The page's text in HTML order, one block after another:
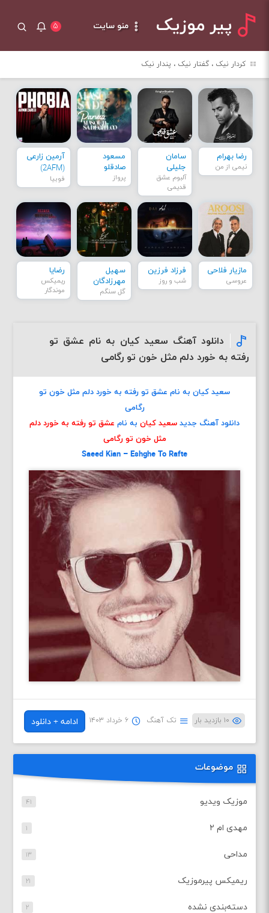
پیر موزیک منو سایت ۵
کردار نیک ، گفتار نیک ، پندار نیک
رضا بهرام
نیمی از من
سامان
جلیلی
آلبوم عشق
قدیمی
مسعود
صادقلو
پرواز
آرمین زارعی
(2AFM)
فوبیا
مازیار فلاحی
عروسی
فرزاد فرزین
شب و روز
سهیل
مهرزادگان
گل سنگم
رضایا
ریمیکس
موندگار
دانلود آهنگ سعید کیان به نام عشق تو
رفته به خورد دلم مثل خون تو رگامی
سعید کیان به نام عشق تو رفته به خورد دلم مثل خون تو
رگامی
دانلود آهنگ جدید سعید کیان به نام عشق تو رفته به خورد دلم
مثل خون تو رگامی
Saeed Kian – Eshghe To Rafte
۱۰ بازدید بار تک آهنگ ۶ خرداد ۱۴۰۳ ادامه + دانلود
موضوعات
موزیک ویدیو ۴۱
مهدی ام ۲ ۱
مداحی ۱۳
ریمیکس پیرموزیک ۲۱
دسته‌بندی نشده ۲